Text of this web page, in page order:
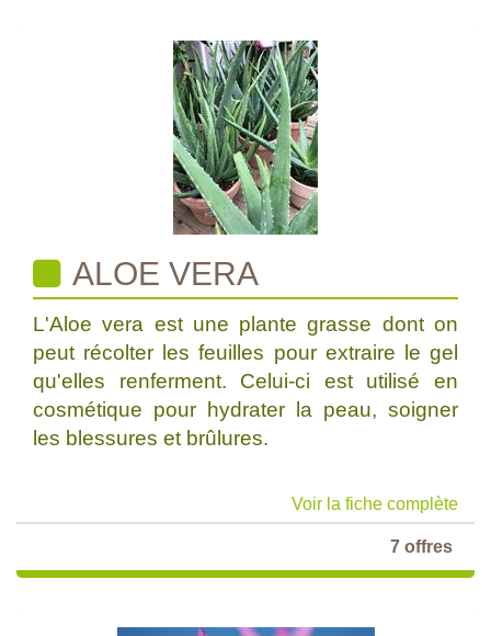
ALOE VERA
L'Aloe vera est une plante grasse dont on
peut récolter les feuilles pour extraire le gel
qu'elles renferment. Celui-ci est utilisé en
cosmétique pour hydrater la peau, soigner
les blessures et brûlures.
Voir la fiche complète
7 offres